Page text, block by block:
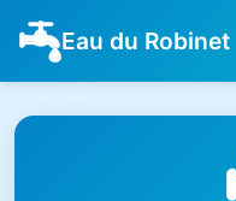
Eau du Robinet